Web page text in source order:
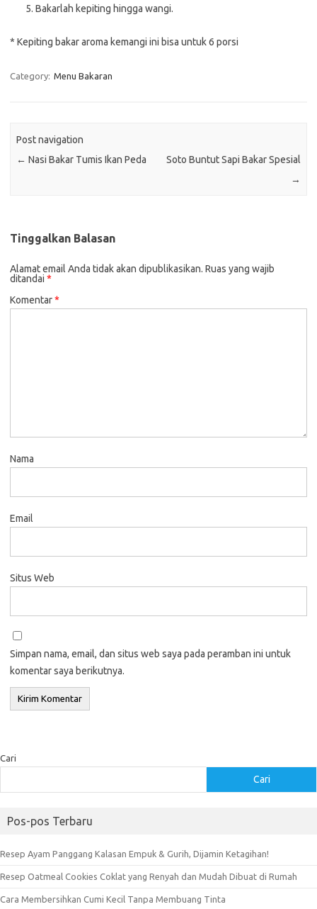
Bakarlah kepiting hingga wangi.
* Kepiting bakar aroma kemangi ini bisa untuk 6 porsi
Category: Menu Bakaran
Post navigation
← Nasi Bakar Tumis Ikan Peda
Soto Buntut Sapi Bakar Spesial
→
Tinggalkan Balasan
Alamat email Anda tidak akan dipublikasikan. Ruas yang wajib
ditandai *
Komentar*
Nama
Email
Situs Web
Simpan nama, email, dan situs web saya pada peramban ini untuk
komentar saya berikutnya.
Cari
Cari
Pos-pos Terbaru
Resep Ayam Panggang Kalasan Empuk & Gurih, Dijamin Ketagihan!
Resep Oatmeal Cookies Coklat yang Renyah dan Mudah Dibuat di Rumah
Cara Membersihkan Cumi Kecil Tanpa Membuang Tinta